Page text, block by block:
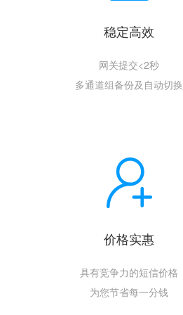
稳定高效
网关提交<2秒
多通道组备份及自动切换
价格实惠
具有竞争力的短信价格
为您节省每一分钱